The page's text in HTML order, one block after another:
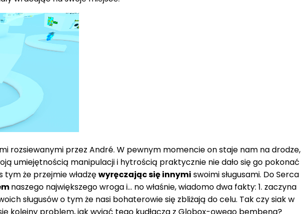
rozsiewanymi przez André. W pewnym momencie on staje nam na drodze,
umiejętnością manipulacji i hytrością praktycznie nie dało się go pokonać
tym że przejmie władzęwyręczając się innymi swoimi sługusami. Do Serca
naszego największego wroga i... no właśnie, wiadomo dwa fakty: 1. zaczyna
sługusów o tym że nasi bohaterowie się zbliżają do celu. Tak czy siak w
kolejny problem, jak wyjąć tego kudłacza z Globox-owego bembena?